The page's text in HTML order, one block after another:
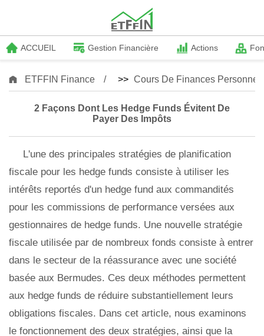
ACCUEIL Gestion Financière Actions
ETFFIN Finance >> Cours De Finances
2 Façons Dont Les Hedge Funds Évitent De
Payer Des Impôts
L'une des principales stratégies de planification
fiscale pour les hedge funds consiste à utiliser les
intérêts reportés d'un hedge fund aux commandités
pour les commissions de performance versées aux
gestionnaires de hedge funds. Une nouvelle stratégie
fiscale utilisée par de nombreux fonds consiste à entrer
dans le secteur de la réassurance avec une société
basée aux Bermudes. Ces deux méthodes permettent
aux hedge funds de réduire substantiellement leurs
obligations fiscales. Dans cet article, nous examinons
le fonctionnement des deux stratégies, ainsi que la